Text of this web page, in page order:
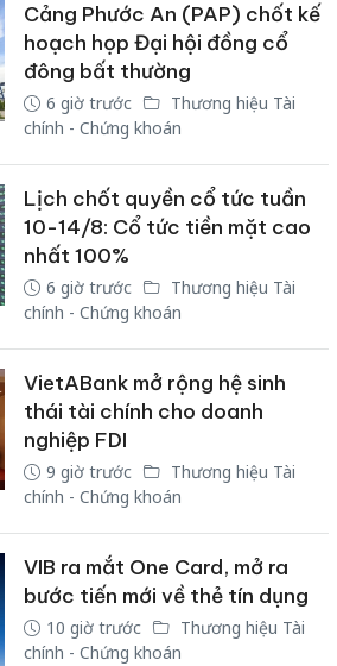
Cảng Phước An (PAP) chốt kế
hoạch họp Đại hội đồng cổ
đông bất thường
6 giờ trước
Thương hiệu Tài
chính - Chứng khoán
Lịch chốt quyền cổ tức tuần
10-14/8: Cổ tức tiền mặt cao
nhất 100%
6 giờ trước
Thương hiệu Tài
chính - Chứng khoán
VietABank mở rộng hệ sinh
thái tài chính cho doanh
nghiệp FDI
9 giờ trước
Thương hiệu Tài
chính - Chứng khoán
VIB ra mắt One Card, mở ra
bước tiến mới về thẻ tín dụng
10 giờ trước
Thương hiệu Tài
chính - Chứng khoán